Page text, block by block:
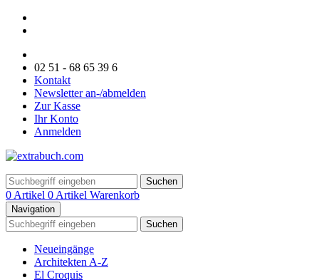
02 51 - 68 65 39 6
Kontakt
Newsletter an-/abmelden
Zur Kasse
Ihr Konto
Anmelden
Suchen
0 Artikel 0 Artikel Warenkorb
Navigation
Suchen
Neueingänge
Architekten A-Z
El Croquis